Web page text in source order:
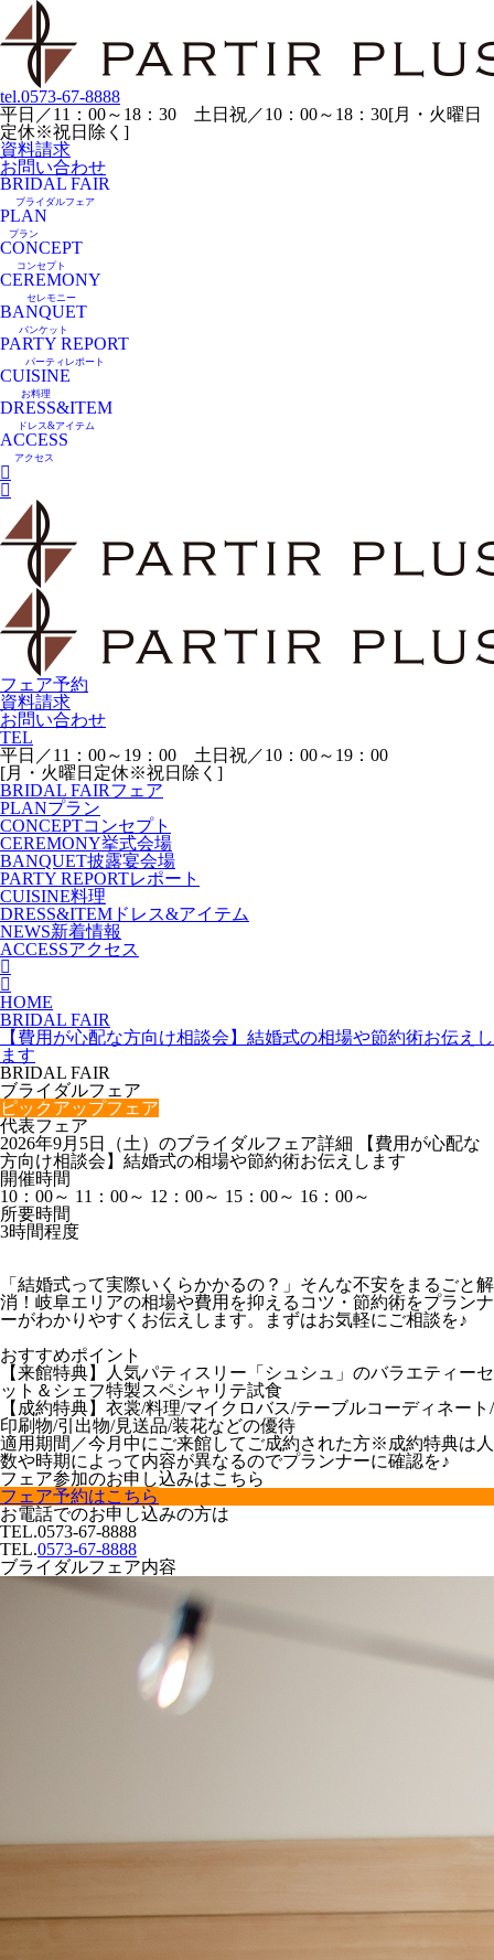
tel.0573-67-8888
平日／11：00～18：30 土日祝／10：00～18：30[月・火曜日
定休※祝日除く]
資料請求
お問い合わせ
BRIDAL FAIR
ブライダルフェア
PLAN
プラン
CONCEPT
コンセプト
CEREMONY
セレモニー
BANQUET
バンケット
PARTY REPORT
パーティレポート
CUISINE
お料理
DRESS&ITEM
ドレス&アイテム
ACCESS
アクセス
フェア予約
資料請求
お問い合わせ
TEL
平日／11：00～19：00 土日祝／10：00～19：00
[月・火曜日定休※祝日除く]
BRIDAL FAIRフェア
PLANプラン
CONCEPTコンセプト
CEREMONY挙式会場
BANQUET披露宴会場
PARTY REPORTレポート
CUISINE料理
DRESS&ITEM ドレス&アイテム
NEWS新着情報
ACCESSアクセス
HOME
BRIDAL FAIR
【費用が心配な方向け相談会】結婚式の相場や節約術お伝えし
ます
BRIDAL FAIR
ブライダルフェア
ピックアップフェア
代表フェア
2026年9月5日（土）のブライダルフェア詳細 【費用が心配な
方向け相談会】結婚式の相場や節約術お伝えします
開催時間
10：00～ 11：00～ 12：00～ 15：00～ 16：00～
所要時間
3時間程度
「結婚式って実際いくらかかるの？」そんな不安をまるごと解
消！岐阜エリアの相場や費用を抑えるコツ・節約術をプランナ
ーがわかりやすくお伝えします。まずはお気軽にご相談を♪
おすすめポイント
【来館特典】人気パティスリー「シュシュ」のバラエティーセ
ット＆シェフ特製スペシャリテ試食
【成約特典】衣裳/料理/マイクロバス/テーブルコーディネート/
印刷物/引出物/見送品/装花などの優待
適用期間／今月中にご来館してご成約された方※成約特典は人
数や時期によって内容が異なるのでプランナーに確認を♪
フェア参加のお申し込みはこちら
フェア予約はこちら
お電話でのお申し込みの方は
TEL.0573-67-8888
TEL.0573-67-8888
ブライダルフェア内容